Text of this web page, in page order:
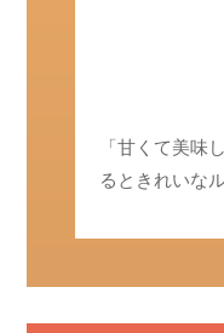
「甘くて美味
るときれいな